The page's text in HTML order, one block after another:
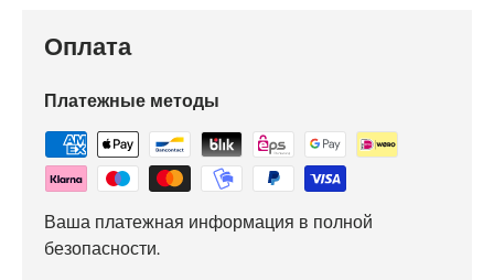
Оплата
Платежные методы
Ваша платежная информация в полной
безопасности.